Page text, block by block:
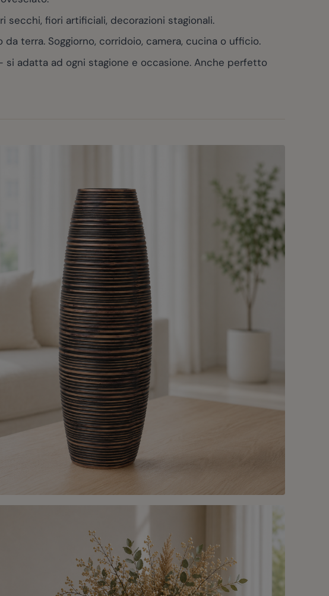
secchi, fiori artificiali, decorazioni stagionali.
da terra. Soggiorno, corridoio, camera, cucina o ufficio.
si adatta ad ogni stagione e occasione. Anche perfetto